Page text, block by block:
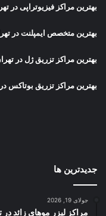
بهترین مراکز فیزیوتراپی در
بهترین متخصص ایمپلنت در
بهترین مراکز تزریق ژل در
بهترین مراکز تزریق بوتاکس
جدیدترین ها
جولای 19, 2026
مراکز لیزر موهای زائد در